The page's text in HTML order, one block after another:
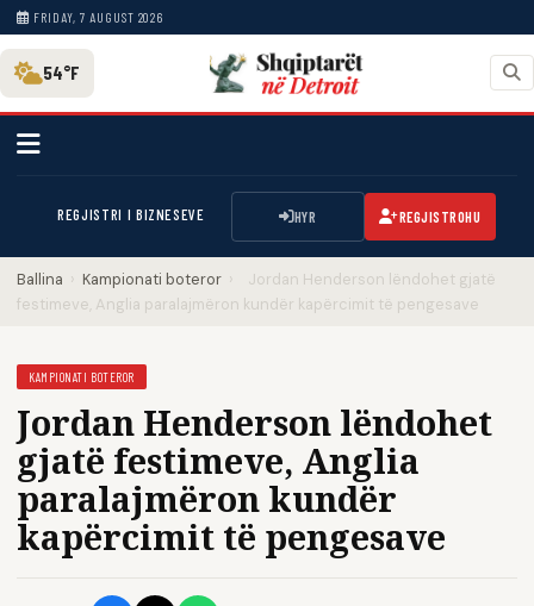
FRIDAY, 7 AUGUST 2026
54°F
REGJISTRI I BIZNESEVE HYR REGJISTROHU
Ballina › Kampionati boteror ›
Jordan Henderson lëndohet gjatë
festimeve, Anglia paralajmëron kundër kapërcimit të pengesave
KAMPIONATI BOTEROR
Jordan Henderson lëndohet
gjatë festimeve, Anglia
paralajmëron kundër
kapërcimit të pengesave